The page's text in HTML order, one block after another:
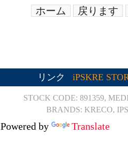
ホーム 戻ります
リンク iPSKRE
STOCK CODE: 891359,
BRANDS: KRECO,
Powered by Translate